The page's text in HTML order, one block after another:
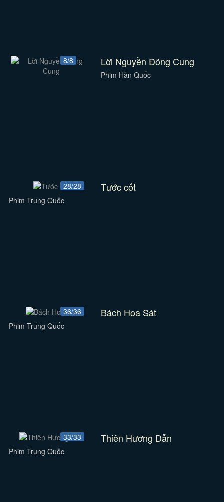
8/8 Lời Nguyền Đông Cung
Phim Hàn Quốc
28/28 Tước cốt
Phim Trung Quốc
36/36 Bách Hoa Sát
Phim Trung Quốc
33/33 Thiên Hương Dẫn
Phim Trung Quốc